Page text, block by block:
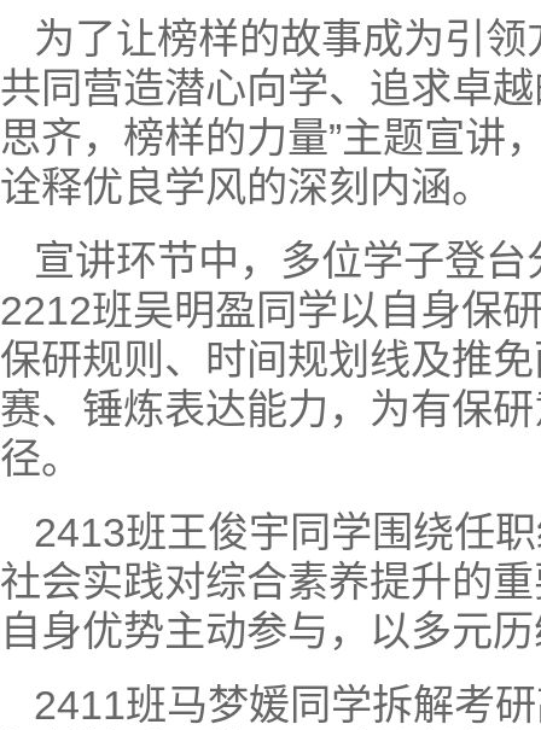
为了让榜样的故事成为引
共同营造潜心向学、追求卓
思齐，榜样的力量”主题宣讲
诠释优良学风的深刻内涵。
宣讲环节中，多位学子登
2212班吴明盈同学以自身保
保研规则、时间规划线及推
赛、锤炼表达能力，为有保
径。
2413班王俊宇同学围绕任
社会实践对综合素养提升的
自身优势主动参与，以多元
2411班马梦媛同学拆解考